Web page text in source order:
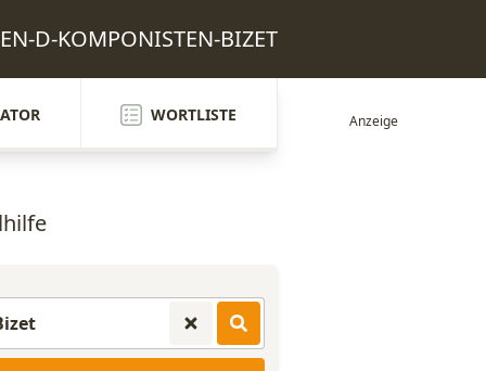
D-KOMPONISTEN-BIZET
WORTLISTE